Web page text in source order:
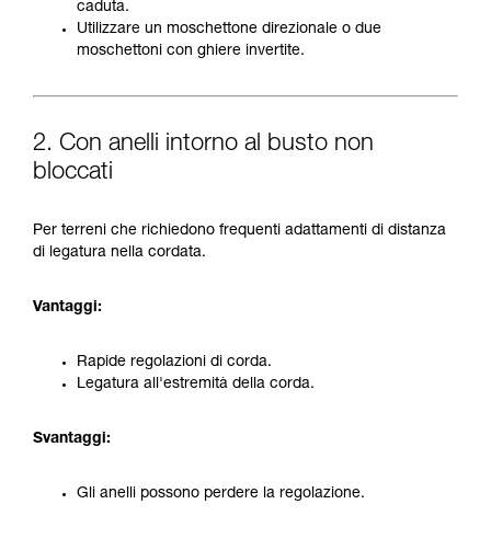
caduta.
Utilizzare un moschettone direzionale o due
moschettoni con ghiere invertite.
2. Con anelli intorno al busto non
bloccati
Per terreni che richiedono frequenti adattamenti di distanza
di legatura nella cordata.
Vantaggi:
Rapide regolazioni di corda.
Legatura all'estremità della corda.
Svantaggi:
Gli anelli possono perdere la regolazione.